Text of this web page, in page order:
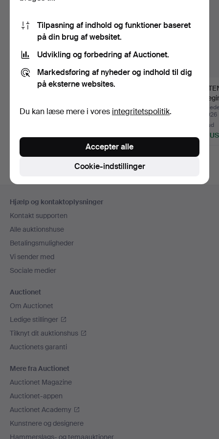
SAMLING
Opnåede hammerslag 25
jul 2026
201 USD
KASK, M/1886 til
Dragon…
Opnåede hammerslag 25
jul 2026
444 USD
tallet…
jul 2026
28 bud
360
Hjælp og kontaktoplysninger
Kontakt supporten
Alle auktionshuse
Betalingsmuligheder
Vi sender med
Sociale medier
Auctionet
Om Auctionet
Ledige stillinger
Tilknyt dit auktionshus
Auctionets garanti
Mere fra Auctionet
Auctionet Magazine
Auctionet-appen
Auctionet Academy
Kunstnere og designere
Hammerslags- og temaauktioner
Tilpasning af indhold og funktioner baseret
på din brug af websitet.
Udvikling og forbedring af Auctionet.
Markedsføring af nyheder og indhold til dig
på eksterne websites.
Du kan læse mere i vores integritetspolitik.
Cookie-indstillinger
Accepter alle